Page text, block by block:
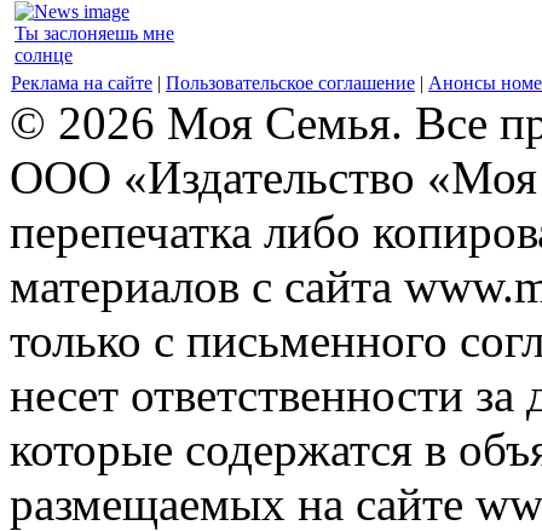
Ты заслоняешь мне
солнце
Реклама на сайте | Пользовательское соглашение | Анонсы
© 2026 Моя Семья. Все
ООО «Издательство
перепечатка либо
материалов с сайта
только с письменного
несет ответственности
которые содержатся в
размещаемых на сайте